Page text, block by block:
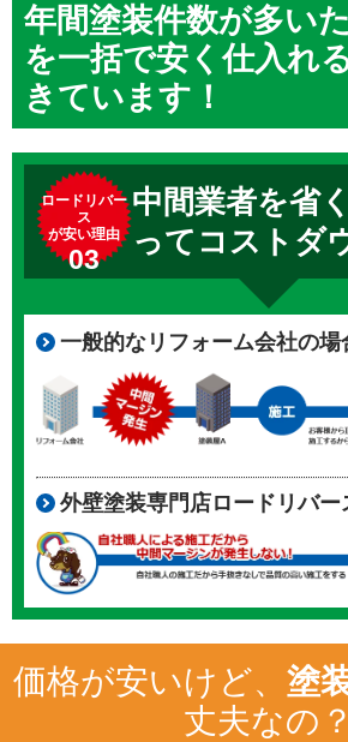
年間塗装件数が多い
を一括で安く仕入れ
きています！
ロードリバー
ス
が安い理由
03
中間業者を省
ってコストダ
一般的なリフォーム会社の場
外壁塗装専門店ロードリバー
価格が安いけど、 塗
丈夫なの？